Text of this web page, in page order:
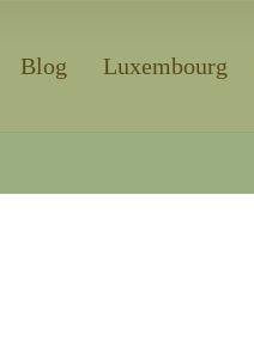
Blog Luxembourg